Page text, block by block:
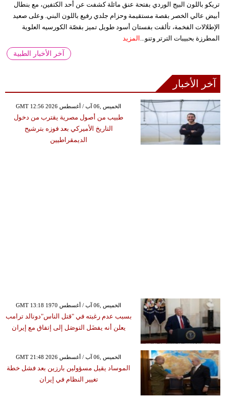
تريكو باللون البيج الوردي بفتحة عنق مائلة كشفت عن أحد الكتفين، مع بنطال
أبيض عالي الخصر بقصة مستقيمة وحزام جلدي رفيع باللون البني. وعلى صعيد
الإطلالات الفخمة، تألقت بفستان أسود طويل تميز بقصّة الكورسيه العلوية
المطرزة بحبيبات الترتر وتنو... المزيد
آخر الأخبار الطبية
آخر الأخبار
GMT 12:56 2026 الخميس ,06 آب / أغسطس
طبيب من أصول مصرية يقترب من دخول
التاريخ الأميركي بعد فوزه بترشيح
الديمقراطيين
GMT 13:18 1970 الخميس ,06 آب / أغسطس
بسبب عدم رغبته في "قتل الناس"دونالد ترامب
يعلن أنه يفضَل التوصَل إلى إتفاق مع إيران
GMT 21:48 2026 الخميس ,06 آب / أغسطس
الموساد يقيل مسؤولين بارزين بعد فشل خطة
تغيير النظام في إيران